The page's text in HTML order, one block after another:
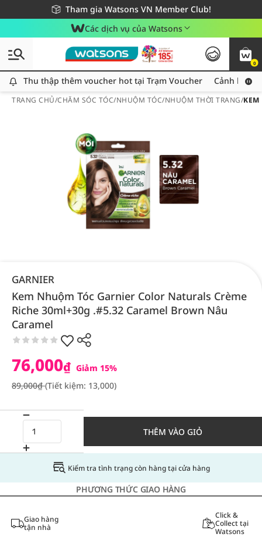
Tham gia Watsons VN Member Club!
Miễn phí giao hàng cho đơn hàng từ 249,000Đ
Giao hàng nhanh 24h - Áp dụng khu vực TP. Hồ Chí Minh
Các dịch vụ của Watsons
0
Thu thập thêm voucher hot tại Trạm Voucher
Thu thập thêm voucher hot tại Trạm Voucher Cảnh báo
TRANG CHỦ/CHĂM SÓC TÓC/NHUỘM TÓC/NHUỘM THỜI TRANG/
GARNIER
Kem Nhuộm Tóc Garnier Color Naturals Crème
Riche 30ml+30g .#5.32 Caramel Brown Nâu
Caramel
76,000₫ Giảm 15%
89,000₫(Tiết kiệm: 13,000)
THÊM VÀO GIỎ
Kiểm tra tình trạng còn hàng tại cửa hàng
PHƯƠNG THỨC GIAO HÀNG
Giao hàng
tận nhà
Click &
Collect tại
Watsons